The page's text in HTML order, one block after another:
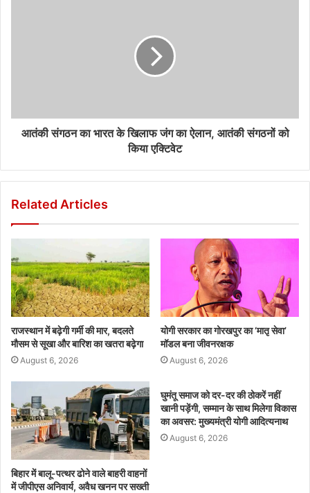
आतंकी संगठन का भारत के खिलाफ जंग का ऐलान, आतंकी संगठनों को
किया एक्टिवेट
Related Articles
राजस्थान में बढ़ेगी गर्मी की मार, बदलते
मौसम से सूखा और बारिश का खतरा बढ़ेगा
August 6, 2026
योगी सरकार का गोरखपुर का ‘मातृ सेवा’
मॉडल बना जीवनरक्षक
August 6, 2026
बिहार में बालू-पत्थर ढोने वाले बाहरी वाहनों
में जीपीएस अनिवार्य, अवैध खनन पर सख्ती
घुमंतू समाज को दर-दर की ठोकरें नहीं
खानी पड़ेंगी, सम्मान के साथ मिलेगा विकास
का अवसर: मुख्यमंत्री योगी आदित्यनाथ
August 6, 2026